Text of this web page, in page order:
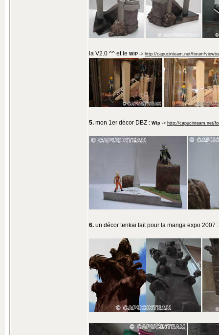
la V2.0 ^^ et le WIP -> http://capucinteam.net/forum/
5. mon 1er décor DBZ : Wip -> http://capucinteam.net/
6. un décor tenkai fait pour la manga expo 2007